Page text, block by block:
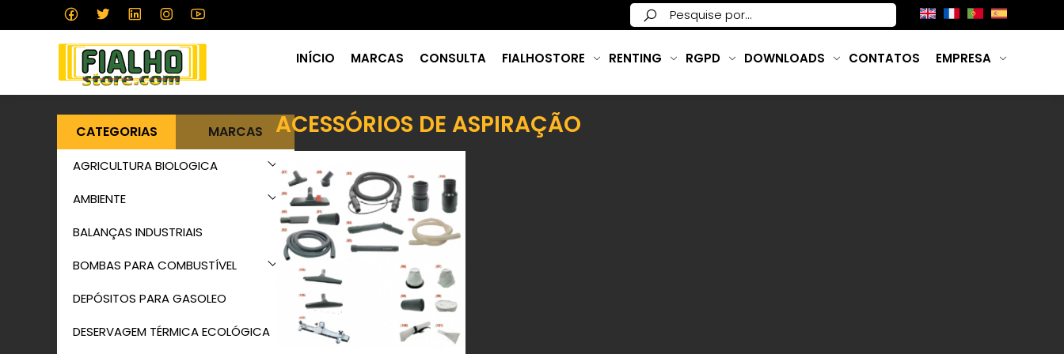
INÍCIO MARCAS CONSULTA FIALHOSTORE RENTING RGPD DOWNLOADS CONTATOS EMPRESA
CATEGORIAS MARCAS
AGRICULTURA BIOLOGICA
AMBIENTE
BALANÇAS INDUSTRIAIS
BOMBAS PARA COMBUSTÍVEL
DEPÓSITOS PARA GASOLEO
DESERVAGEM TÉRMICA ECOLÓGICA
ACESSÓRIOS DE ASPIRAÇÃO